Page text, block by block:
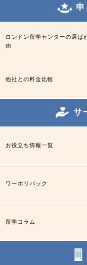
ロンドン留学センターの選ば
由
他社との料金比較
サ
お役立ち情報一覧
ワーホリパック
留学コラム